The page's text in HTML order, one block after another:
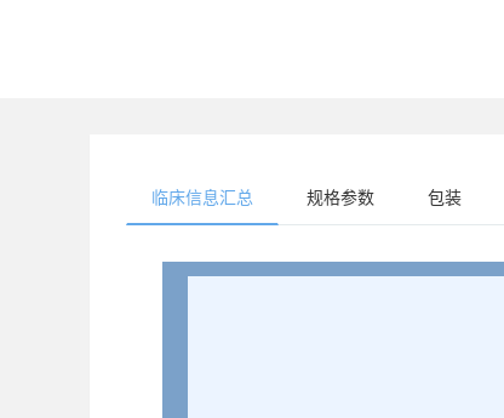
临床信息汇总 规格参数 包装